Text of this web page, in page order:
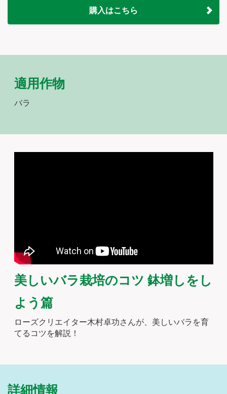
購入はこちら
適用作物
バラ
美しいバラ栽培のコツ 鉢増しをし
よう篇
ローズクリエイター木村卓功さんが、美しいバラを育
てるコツを解説！
詳細情報